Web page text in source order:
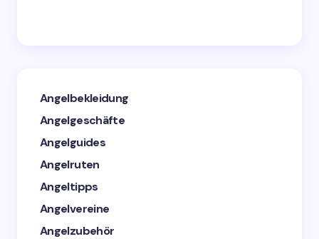
Angelbekleidung
Angelgeschäfte
Angelguides
Angelruten
Angeltipps
Angelvereine
Angelzubehör